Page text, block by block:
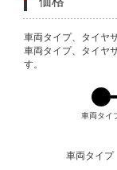
VARIATIONS
車両タイプ、タイヤ
車両タイプ、タイヤ
す。
車両タイ
車両タイプ